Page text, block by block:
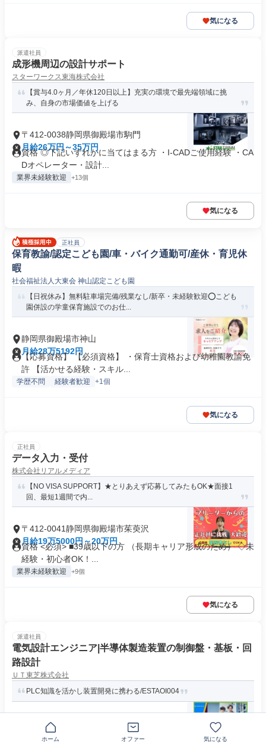
気になる
派遣社員
成形機周辺の設計サポート
スターワークス東海株式会社
【賞与4.0ヶ月／年休120日以上】充実の環境で最先端領域に挑
み、自身の市場価値を上げる
〒412-0038静岡県御殿場市駒門
月給26万円～35万円
資格 ◎下記いずれかに当てはまる方 ・I-CADご使用経験 ・CA
Dオペレーター・設計...
業界未経験歓迎 +13個
気になる
正社員
保育教諭/認定こども園/車・バイク通勤可/産休・育児休
暇
社会福祉法人大東会 神山認定こども園
【日祝休み】無料駐車場完備/残業なし/新卒・未経験歓迎⭕こども
園併設の学童保育施設でのお仕...
静岡県御殿場市神山
月給28万5192円
【応募資格】 【必須資格】 ・保育士資格および幼稚園教諭免
許 【活かせる経験・スキル...
学歴不問 経験者歓迎 +1個
気になる
正社員
データ入力・受付
株式会社リアルメディア
【NO VISA SUPPORT】★とりあえず応募してみたもOK★面接1
回、最短1週間で内...
〒412-0041静岡県御殿場市茱萸沢
月給19万5000円～20万円
資格 <必須> ■39歳以下の方 （長期キャリア形成のため） ◇未
経験・初心者OK！...
業界未経験歓迎 +9個
気になる
派遣社員
電気設計エンジニア|半導体製造装置の制御盤・基板・回
路設計
ＵＴ東芝株式会社
PLC知識を活かし装置開発に携わる/ESTAOI004
〒412-0038静岡県御殿場市駒門
月給30万円～35万円
求めている人材 ブランクOK ＼ 電気・制御分野の経験を活か
ホーム オファー 気になる